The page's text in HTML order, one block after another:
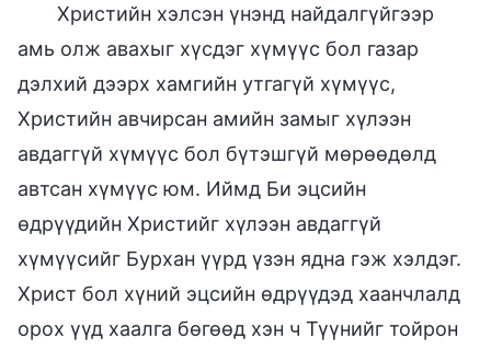
Христийн хэлсэн үнэнд найдалгүйгээр
амь олж авахыг хүсдэг хүмүүс бол газар
дэлхий дээрх хамгийн утгагүй хүмүүс,
Христийн авчирсан амийн замыг хүлээн
авдаггүй хүмүүс бол бүтэшгүй мөрөөдөлд
автсан хүмүүс юм. Иймд Би эцсийн
өдрүүдийн Христийг хүлээн авдаггүй
хүмүүсийг Бурхан үүрд үзэн ядна гэж хэлдэг.
Христ бол хүний эцсийн өдрүүдэд хаанчлалд
орох үүд хаалга бөгөөд хэн ч Түүнийг тойрон